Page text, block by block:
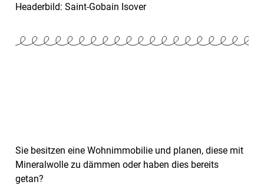
Headerbild: Saint-Gobain Isover
Sie besitzen eine Wohnimmobilie und planen, diese mit
Mineralwolle zu dämmen oder haben dies bereits
getan?